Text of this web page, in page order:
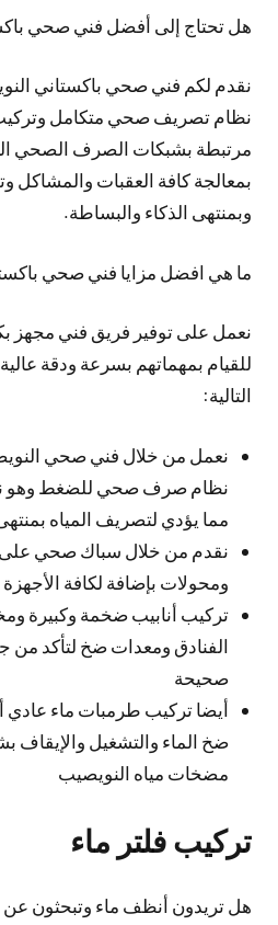
هل تحتاج إلى أفضل فني صحي
نقدم لكم فني صحي باكستاني
نظام تصريف صحي متكامل
مرتبطة بشبكات الصرف الصحي
بمعالجة كافة العقبات والمشاكل
وبمنتهى الذكاء والبساطة.
ما هي افضل مزايا فني صحي
نعمل على توفير فريق فني مجهز
للقيام بمهماتهم بسرعة ودقة
التالية:
نظام صرف صحي للضغط وهو
مما يؤدي لتصريف المياه
نقدم من خلال سباك صحي على
ومحولات بإضافة لكافة
تركيب أنابيب ضخمة وكبيرة
الفنادق ومعدات ضخ لتأكد من
صحيحة
أيضا تركيب طرمبات ماء عادي
ضخ الماء والتشغيل والإيقاف
مضخات مياه النويصيب
تركيب فلتر ماء
هل تريدون أنظف ماء وتبحثون عن